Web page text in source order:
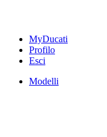
MyDucati
Profilo
Esci
Modelli